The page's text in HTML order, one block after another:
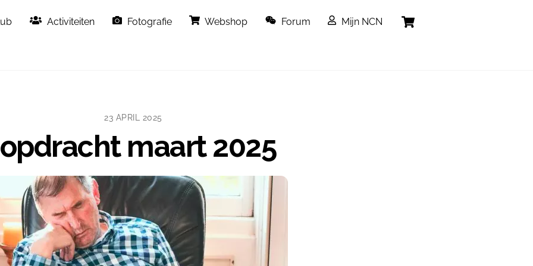
Activiteiten Fotografie Webshop Forum Mijn NCN
23 APRIL 2025
maart 2025
To